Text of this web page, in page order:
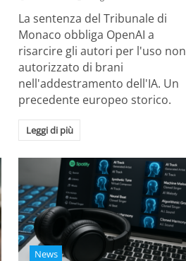
La sentenza del Tribunale di
Monaco obbliga OpenAI a
risarcire gli autori per l'uso non
autorizzato di brani
nell'addestramento dell'IA. Un
precedente europeo storico.
Leggi di più
News